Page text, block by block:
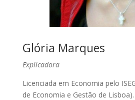
Glória Marques
Explicadora
Licenciada em Economia pelo
de Economia e Gestão de